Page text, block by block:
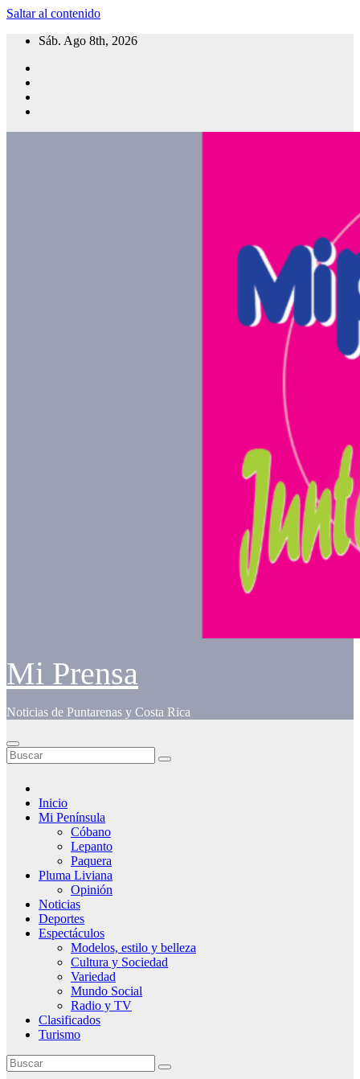
Saltar al contenido
Sáb. Ago 8th, 2026
Mi Prensa
Noticias de Puntarenas y Costa Rica
Inicio
Mi Península
Cóbano
Lepanto
Paquera
Pluma Liviana
Opinión
Noticias
Deportes
Espectáculos
Modelos, estilo y belleza
Cultura y Sociedad
Variedad
Mundo Social
Radio y TV
Clasificados
Turismo